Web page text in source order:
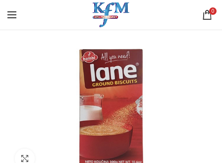
0
Click to enlarge